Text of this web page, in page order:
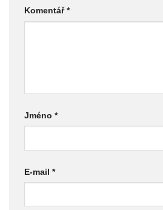
Komentář*
Jméno *
E-mail *